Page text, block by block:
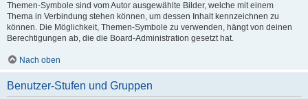
Themen-Symbole sind vom Autor ausgewählte Bilder, welche mit einem
Thema in Verbindung stehen können, um dessen Inhalt kennzeichnen zu
können. Die Möglichkeit, Themen-Symbole zu verwenden, hängt von deinen
Berechtigungen ab, die die Board-Administration gesetzt hat.
Nach oben
Benutzer-Stufen und Gruppen